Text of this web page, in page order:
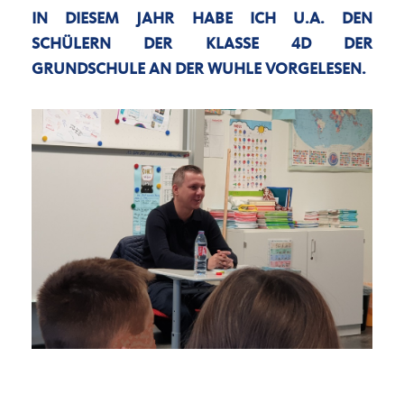
IN DIESEM JAHR HABE ICH U.A. DEN
SCHÜLERN DER KLASSE 4D DER
GRUNDSCHULE AN DER WUHLE VORGELESEN.